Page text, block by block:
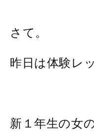
さて。
昨日は体験レ
新１年生の女